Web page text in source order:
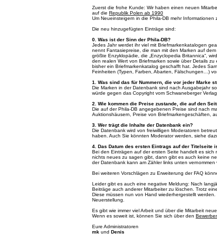
Zuerst die frohe Kunde: Wir haben einen neuen
auf die Republik Polen ab 1990
Um Neueinsteigern in die Phila-DB mehr
Die neu hinzugefügten Einträge sind:
0. Was ist der Sinn der Phila-DB?
Jedes Jahr werdet ihr viel mit Briefmarkenkatalogen
nennt Fantasiepreise, die man mit den Marken auf
größte Enzyklopädie, die „Enzyclopedia Britannica“,
den realen Wert von Briefmarken sowie über Details
bisher ein Briefmarkenkatalog geschafft hat. Jedes
Feinheiten (Typen, Farben, Abarten, Fälschungen…)
1. Was sind das für Nummern, die vor jeder Marke
Die Marken in der Datenbank sind nach Ausgabejahr
würde gegen das Copyright vom Schwaneberger
2. Wie kommen die Preise zustande, die auf den
Die auf der Phila-DB angegebenen Preise sind nach
Auktionshäusern, Preise von Briefmarkengeschäften,
3. Wer trägt die Inhalte der Datenbank ein?
Die Datenbank wird von freiwilligen Moderatoren
haben. Auch Sie könnten Moderator werden, siehe
4. Das Datum des ersten Eintrags auf der Titelseite
Bei den Einträgen auf der ersten Seite handelt es
nichts neues zu sagen gibt, dann gibt es auch keine
der Datenbank kann am Zähler links unten vernommen
Bei weiteren Vorschlägen zu Erweiterung der FAQ
Leider gibt es auch eine negative Meldung: Nach
Beiträge auch anderer Mitarbeiter zu löschen. Trotz
Diese müssen nun von Hand wiederhergestellt
Neuerstellung.
Es gibt wie immer viel Arbeit und über die Mitarbeit
Wenn es soweit ist, können Sie sich über den
Eure Administratoren
mk und Denis